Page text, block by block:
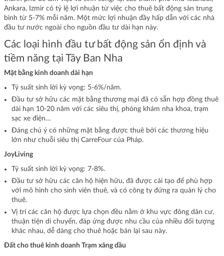
Ankara, Izmir có tỷ lệ lợi nhuận từ việc cho thuê bất động sản trung
bình từ 5-7% mỗi năm. Một mức lợi nhuận đầy hấp dẫn với các nhà
đầu tư nước ngoài cho nguồn đầu tư dài hạn này.
Các loại hình đầu tư bất động sản ổn định và
tiềm năng tại Tây Ban Nha
Mặt bằng kinh doanh dài hạn
Tỷ suất sinh lời kỳ vọng: 5-6%/năm.
Đầu tư sở hữu các mặt bằng thương mại đã có sẵn hợp đồng thuê
dài hạn 10-20 năm với các siêu thị, phòng khám nha khoa, trạm
sạc xe điện…
Đáng chú ý có những mặt bằng được thuê bởi các thương hiệu
lớn như chuỗi siêu thị CarreFour của Pháp.
JoyLiving
Tỷ suất sinh lời kỳ vọng: 7-8%.
Đầu tư sở hữu các căn hộ hiện hữu, đã được cải tạo để phù hợp
với mô hình cho sinh viên thuê, và có công ty đứng ra quản lý cho
thuê.
Vị trí các căn hộ được lựa chọn đều nằm ở khu vực đông dân cư,
thuận tiện di chuyển, đáp ứng được nhu cầu của nhiều đối tượng
khác nhau, dễ dàng cho thuê hoặc bán lại sau này.
Đất cho thuê kinh doanh Trạm xăng dầu